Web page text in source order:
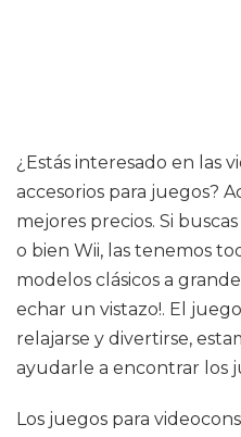
¿Estás interesado en las
accesorios para juegos?
mejores precios. Si
o bien Wii, las tenemos
modelos clásicos a
echar un vistazo!. El
relajarse y divertirse,
ayudarle a encontrar los
Los juegos para